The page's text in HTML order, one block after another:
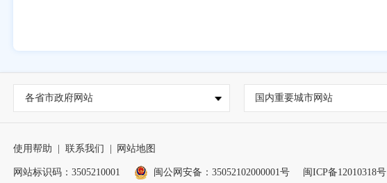
各省市政府网站 国内重要城市网站
使用帮助 | 联系我们 | 网站地图
网站标识码：3505210001 闽公网安备：35052102000001号 闽ICP备12010318号